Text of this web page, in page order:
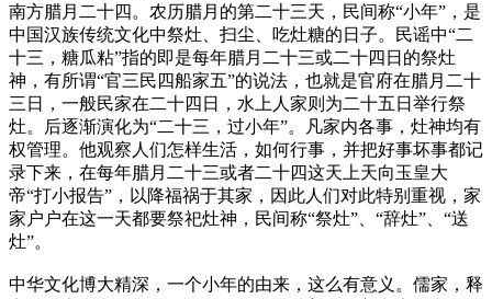
南方腊月二十四。农历腊月的第二十三天，民间称“小年”，是
中国汉族传统文化中祭灶、扫尘、吃灶糖的日子。民谣中“二
十三，糖瓜粘”指的即是每年腊月二十三或二十四日的祭灶
神，有所谓“官三民四船家五”的说法，也就是官府在腊月二十
三日，一般民家在二十四日，水上人家则为二十五日举行祭
灶。后逐渐演化为“二十三，过小年”。凡家内各事，灶神均有
权管理。他观察人们怎样生活，如何行事，并把好事坏事都记
录下来，在每年腊月二十三或者二十四这天上天向玉皇大
帝“打小报告”，以降福祸于其家，因此人们对此特别重视，家
家户户在这一天都要祭祀灶神，民间称“祭灶”、“辞灶”、“送
灶”。
中华文化博大精深，一个小年的由来，这么有意义。儒家，释